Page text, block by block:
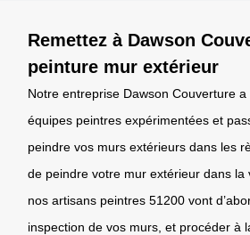
Remettez à Dawson
peinture mur extérieur
Notre entreprise Dawson Couverture
équipes peintres expérimentées et
peindre vos murs extérieurs dans les
de peindre votre mur extérieur dans la
nos artisans peintres 51200 vont
inspection de vos murs, et procéder à